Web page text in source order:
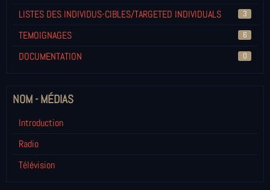
LISTES DES INDIVIDUS-CIBLES/TARGETED INDIVIDUALS 3
TEMOIGNAGES 6
DOCUMENTATION 0
NOM - MÉDIAS
Introduction
Radio
Télévision